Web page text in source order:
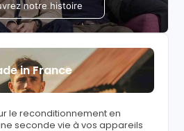
notre histoire
in France
le reconditionnement en
seconde vie à vos appareils